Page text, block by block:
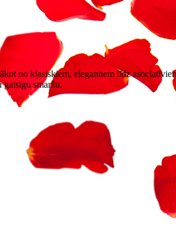
no klasiskiem, elegantiem līdz
gaisīgu smaržu.